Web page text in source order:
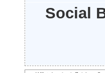
Social